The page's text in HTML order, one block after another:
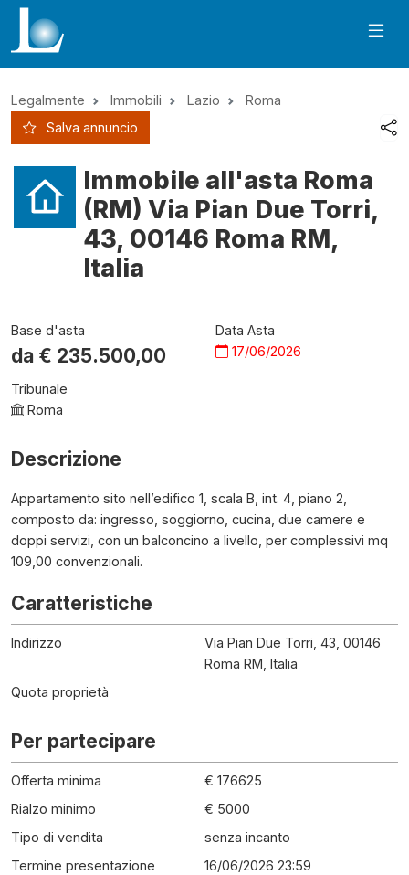
Legalmente Immobili Lazio
Roma
Salva annuncio
Immobile all'asta Roma
(RM) Via Pian Due Torri,
43, 00146 Roma RM,
Italia
Base d'asta
da € 235.500,00
Data Asta
17/06/2026
Tribunale
Roma
Descrizione
Appartamento sito nell’edifico 1, scala B, int. 4, piano 2,
composto da: ingresso, soggiorno, cucina, due camere e
doppi servizi, con un balconcino a livello, per complessivi mq
109,00 convenzionali.
Caratteristiche
Indirizzo
Via Pian Due Torri, 43, 00146
Roma RM, Italia
Quota proprietà
Per partecipare
Offerta minima
€ 176625
Rialzo minimo
€ 5000
Tipo di vendita
senza incanto
Termine presentazione
16/06/2026 23:59